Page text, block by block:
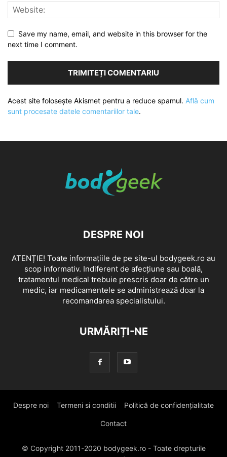
Save my name, email, and website in this browser for the
next time I comment.
Acest site folosește Akismet pentru a reduce spamul. Află cum
sunt procesate datele comentariilor tale.
DESPRE NOI
ATENȚIE! Toate informațiile de pe site-ul bodygeek.ro au
scop informativ. Indiferent de afecțiune sau boală,
tratamentul medical trebuie prescris doar de către un
medic, iar medicamentele se administrează doar la
recomandarea specialistului.
URMĂRIȚI-NE
Despre noi Termeni si conditii Politică de confidențialitate
Contact
© Copyright 2011-2020 bodygeek.ro - Toate drepturile